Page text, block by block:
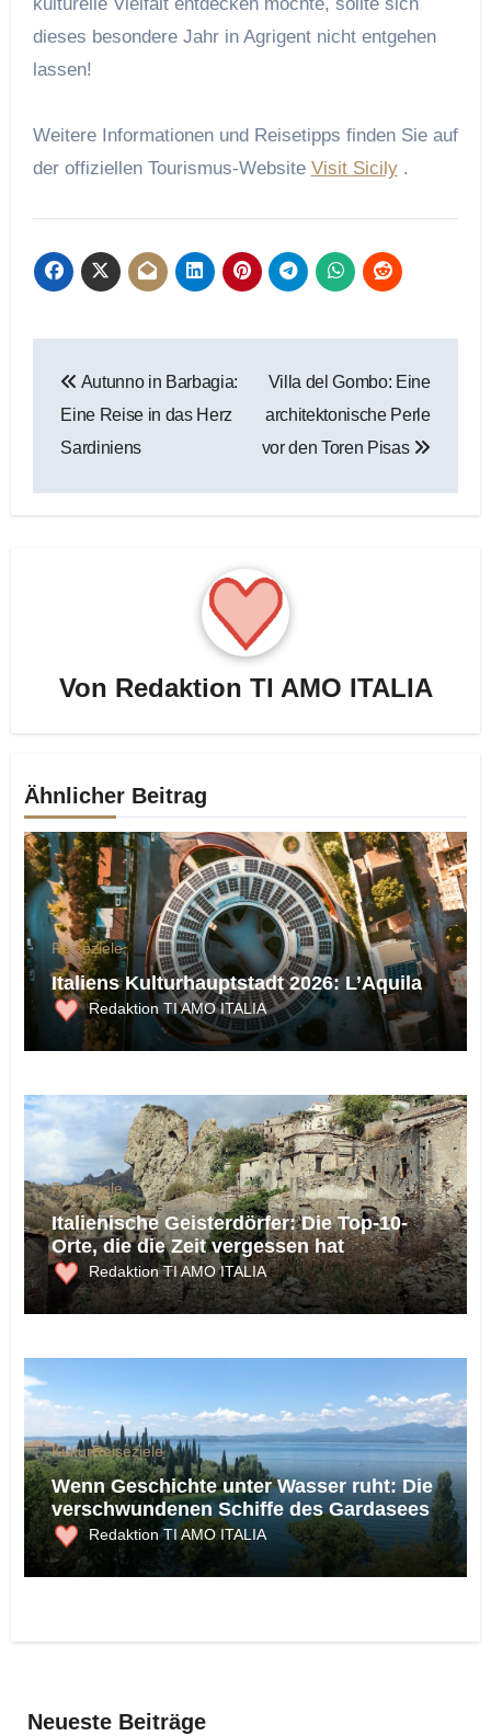
dieses besondere Jahr in Agrigent nicht entgehen
lassen!
Weitere Informationen und Reisetipps finden Sie auf
der offiziellen Tourismus-Website Visit Sicily.
Autunno in Barbagia:
Eine Reise in das Herz
Sardiniens
Villa del Gombo: Eine
architektonische Perle
vor den Toren Pisas
Von Redaktion TI AMO ITALIA
Ähnlicher Beitrag
Reiseziele
Italiens Kulturhauptstadt 2026: L’Aquila
Redaktion TI AMO ITALIA
Reiseziele
Italienische Geisterdörfer: Die Top-10-
Orte, die die Zeit vergessen hat
Redaktion TI AMO ITALIA
KulturReiseziele
Wenn Geschichte unter Wasser ruht: Die
verschwundenen Schiffe des Gardasees
Redaktion TI AMO ITALIA
Neueste Beiträge